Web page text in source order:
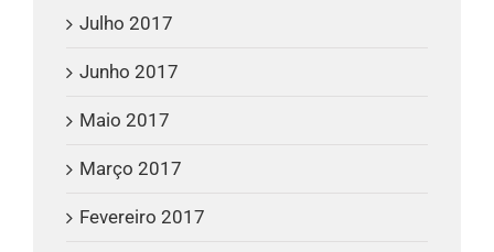
Julho 2017
Junho 2017
Maio 2017
Março 2017
Fevereiro 2017